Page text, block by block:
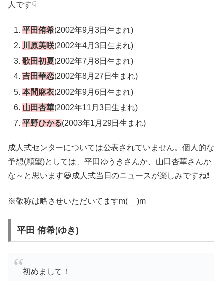
人です☟
平田侑希(2002年9月3日生まれ)
川原美咲(2002年4月3日生まれ)
歌田初夏(2002年7月8日生まれ)
吉田華恋(2002年8月27日生まれ)
本間麻衣(2002年9月6日生まれ)
山田杏華(2002年11月3日生まれ)
平野ひかる(2003年1月29日生まれ)
成人式センターについては公表されていません。個人的な
予想(願望)としては、平田ゆうきさんか、山田杏華さんか
な～と思います😃成人式当日のニュースが楽しみですね❗
※敬称は略させいただいてますm(__)m
平田 侑希(ゆき)
初めまして！